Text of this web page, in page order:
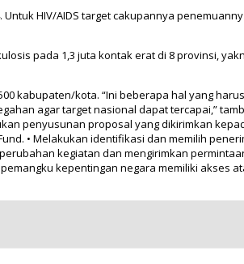
HIV/AIDS target cakupannya
pada 1,3 juta kontak erat di 8 provinsi, yakni
kabupaten/kota. “Ini beberapa hal yang
agar target nasional dapat tercapai,”
penyusunan proposal yang dikirimkan
• Melakukan identifikasi dan memilih
kegiatan dan mengirimkan
kepentingan negara memiliki akses